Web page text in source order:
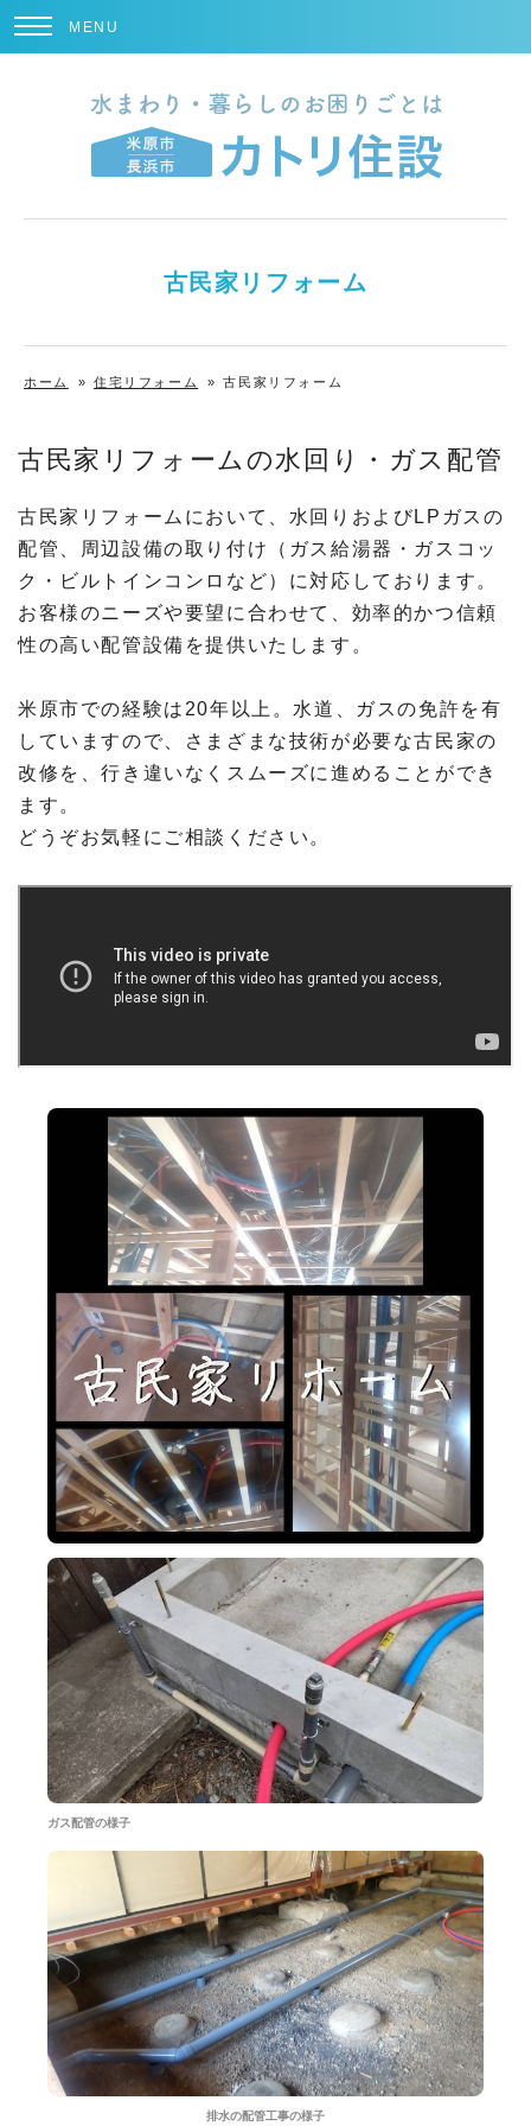
MENU
古民家リフォーム
ホーム » 住宅リフォーム » 古民家リフォーム
古民家リフォームの水回り・ガス配管
古民家リフォームにおいて、水回りおよびLPガスの
配管、周辺設備の取り付け（ガス給湯器・ガスコッ
ク・ビルトインコンロなど）に対応しております。
お客様のニーズや要望に合わせて、効率的かつ信頼
性の高い配管設備を提供いたします。
米原市での経験は20年以上。水道、ガスの免許を有
していますので、さまざまな技術が必要な古民家の
改修を、行き違いなくスムーズに進めることができ
ます。
どうぞお気軽にご相談ください。
ガス配管の様子
排水の配管工事の様子